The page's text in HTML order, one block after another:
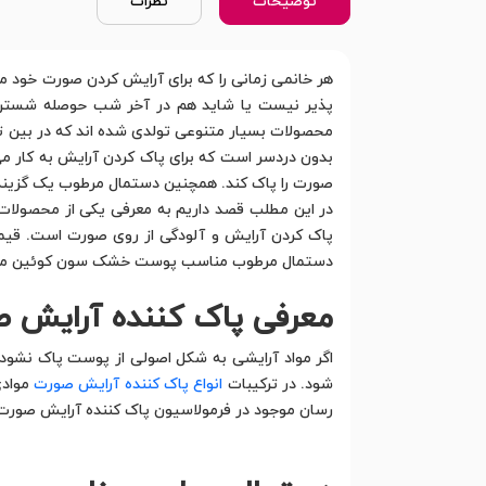
هر خانمی زمانی را که برای آرایش کردن صورت خود
پذیر نیست یا شاید هم در آخر شب حوصله شستن
محصولات بسیار متنوعی تولدی شده اند که در
بدون دردسر است که برای پاک کردن آرایش به کار
صورت را پاک کند. همچنین دستمال مرطوب یک
پاک کردن آرایش و آلودگی از روی صورت است.
دستمال مرطوب مناسب پوست خشک سون کوئین می شود. در این
معرفی پاک کننده
اگر مواد آرایشی به شکل اصولی از پوست پاک
شود. در ترکیبات انواع پاک کننده آرایش صورت
رسان موجود در فرمولاسیون پاک کننده آرایش